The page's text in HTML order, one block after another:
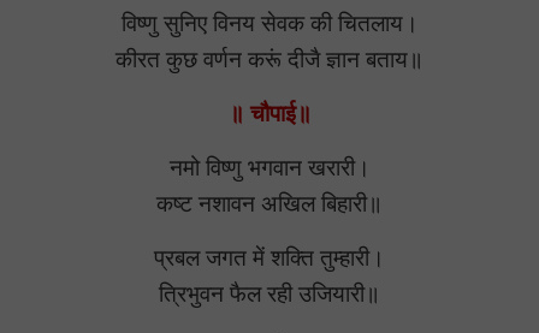
विष्णु सुनिए विनय सेवक की चितलाय।
कीरत कुछ वर्णन करूं दीजै ज्ञान बताय॥
॥ चौपाई॥
नमो विष्णु भगवान खरारी।
कष्ट नशावन अखिल बिहारी॥
प्रबल जगत में शक्ति तुम्हारी।
त्रिभुवन फैल रही उजियारी॥